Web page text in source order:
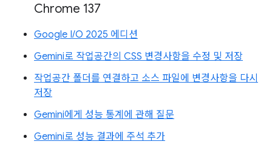
Chrome 137
Google I/O 2025 에디션
Gemini로 작업공간의 CSS 변경사항을 수정 및 저장
작업공간 폴더를 연결하고 소스 파일에 변경사항을 다시
저장
Gemini에게 성능 통계에 관해 질문
Gemini로 성능 결과에 주석 추가